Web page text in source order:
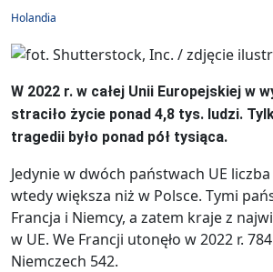
Holandia
W 2022 r. w całej Unii Europejskiej w
straciło życie ponad 4,8 tys. ludzi.
tragedii było ponad pół tysiąca.
Jedynie w dwóch państwach UE
wtedy większa niż w Polsce. Tymi
Francja i Niemcy, a zatem kraje z
w UE. We Francji utonęło w 2022 r.
Niemczech 542.